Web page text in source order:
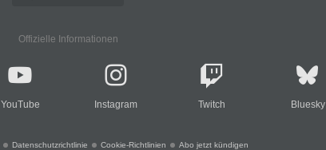
Offizielle Informationen
YouTube Instagram Twitch Bluesky
Datenschutzrichtlinie Cookie-Richtlinien Abo jetzt kündigen